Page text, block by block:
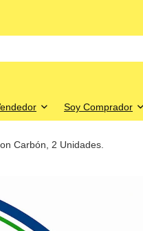
Soy Comprador
Carbón, 2 Unidades.